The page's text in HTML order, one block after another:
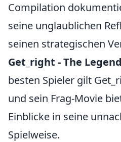
Compilation
seine unglaublichen
seinen strategischen
Get_right - The
besten Spieler gilt
und sein Frag-Movie
Einblicke in seine
Spielweise.